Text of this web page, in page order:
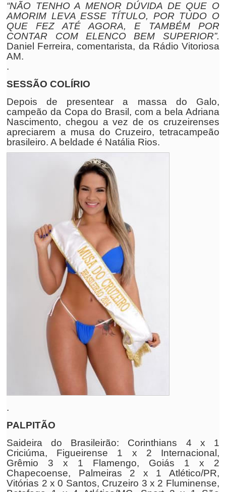
“NÃO TENHO A MENOR DÚVIDA DE QUE O
AMORIM LEVA ESSE TÍTULO, POR TUDO O
QUE FEZ ATÉ AGORA, E TAMBÉM POR
CONTAR COM ELENCO BEM SUPERIOR”.
Daniel Ferreira, comentarista, da Rádio Vitoriosa
AM.
.
SESSÃO COLÍRIO
Depois de presentear a massa do Galo,
campeão da Copa do Brasil, com a bela Adriana
Nascimento, chegou a vez de os cruzeirenses
apreciarem a musa do Cruzeiro, tetracampeão
brasileiro. A beldade é Natália Rios.
.
PALPITÃO
Saideira do Brasileirão: Corinthians 4 x 1
Criciúma, Figueirense 1 x 2 Internacional,
Grêmio 3 x 1 Flamengo, Goiás 1 x 2
Chapecoense, Palmeiras 2 x 1 Atlético/PR,
Vitórias 2 x 0 Santos, Cruzeiro 3 x 2 Fluminense,